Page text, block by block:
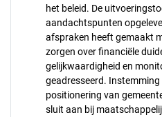
het beleid. De
aandachtspunten
afspraken heeft gemaakt
zorgen over financiële
gelijkwaardigheid en
geadresseerd.
positionering van
sluit aan bij